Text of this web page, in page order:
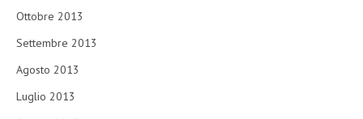
Ottobre 2013
Settembre 2013
Agosto 2013
Luglio 2013